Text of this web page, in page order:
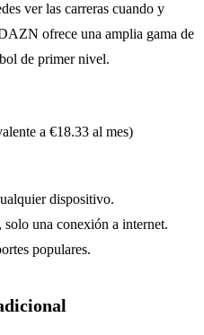
ver las carreras cuando y
ofrece una amplia gama de
de primer nivel.
a €18.33 al mes)
dispositivo.
una conexión a internet.
populares.